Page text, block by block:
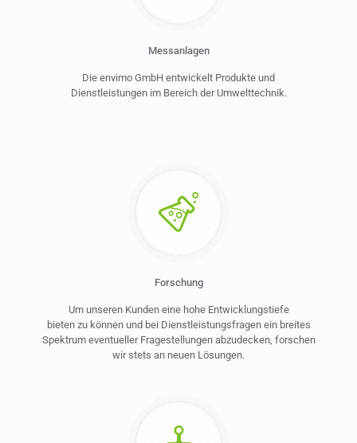
Messanlagen
Die envimo GmbH entwickelt Produkte und
Dienstleistungen im Bereich der Umwelttechnik.
Forschung
Um unseren Kunden eine hohe Entwicklungstiefe
bieten zu können und bei Dienstleistungsfragen ein breites
Spektrum eventueller Fragestellungen abzudecken, forschen
wir stets an neuen Lösungen.